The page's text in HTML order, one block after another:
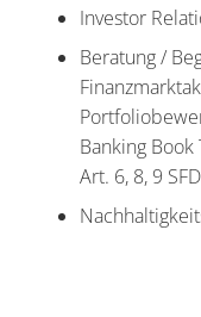
Investor
Beratung /
Banking Book
Art. 6, 8, 9